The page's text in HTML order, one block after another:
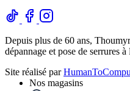
Depuis plus de 60 ans,
dépannage et pose de serrures
Site réalisé par
Nos magasins